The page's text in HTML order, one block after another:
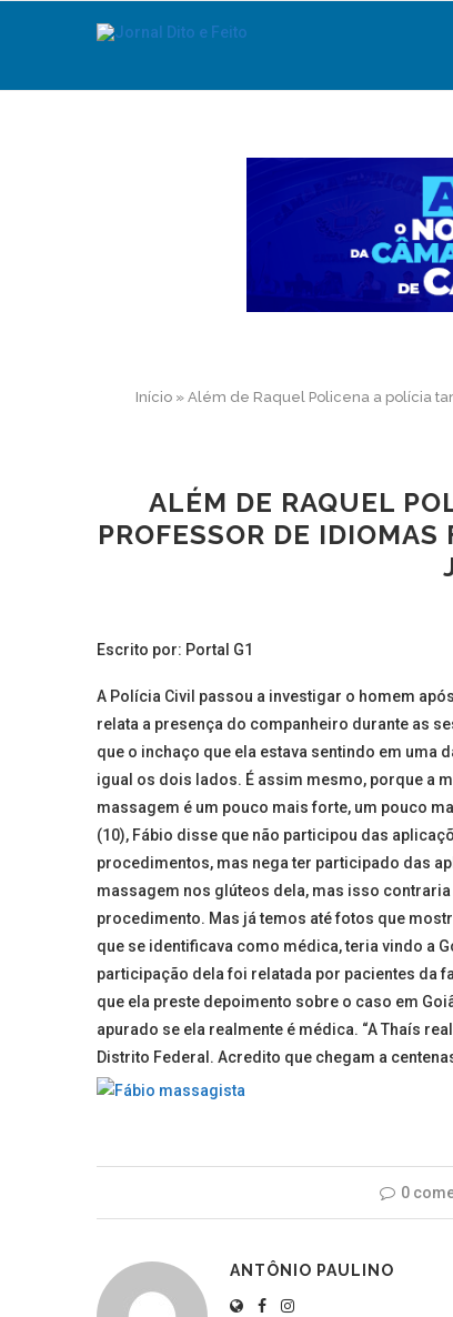
Início» Além de Raquel Policena a polícia
ALÉM DE RAQUEL
PROFESSOR DE
Escrito por: Portal G1
A Polícia Civil passou a investigar o homem
relata a presença do companheiro durante as
que o inchaço que ela estava sentindo em uma
igual os dois lados. É assim mesmo, porque a
massagem é um pouco mais forte, um pouco
(10), Fábio disse que não participou das
procedimentos, mas nega ter participado das
massagem nos glúteos dela, mas isso
procedimento. Mas já temos até fotos que
que se identificava como médica, teria vindo a
participação dela foi relatada por pacientes da
que ela preste depoimento sobre o caso em
apurado se ela realmente é médica. “A Thaís
Distrito Federal. Acredito que chegam a
0
ANTÔNIO PAULINO